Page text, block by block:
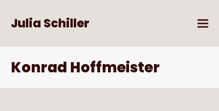
Julia Schiller
Konrad Hoffmeister